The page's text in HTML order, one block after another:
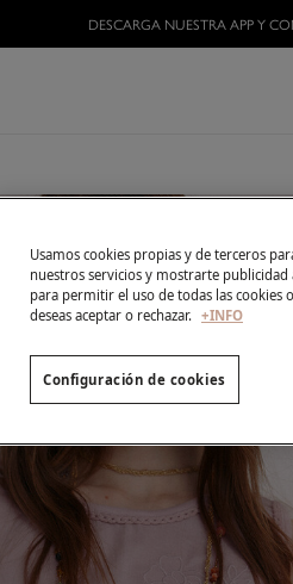
HAZTE
Usamos cookies propias y de terceros
nuestros servicios y mostrarte publicidad
para permitir el uso de todas las cookies
deseas aceptar o rechazar. +INFO
Configuración de cookies